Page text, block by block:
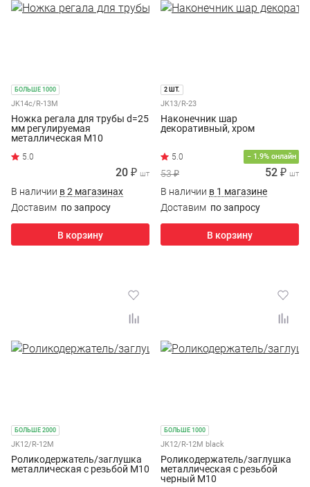
БОЛЬШЕ 1000
JK14c/R-13M
Ножка регала для трубы d=25
мм регулируемая
металлическая М10
20 ₽ шт
В наличии в 2 магазинах
Доставим по запросу
В корзину
2 ШТ.
JK13/R-23
Наконечник шар
декоративный, хром
− 1.9% онлайн
53 ₽ 52 ₽ шт
В наличии в 1 магазине
Доставим по запросу
В корзину
БОЛЬШЕ 2000
JK12/R-12M
Роликодержатель/заглушка
металлическая с резьбой М10
БОЛЬШЕ 1000
JK12/R-12M black
Роликодержатель/заглушка
металлическая с резьбой
черный М10